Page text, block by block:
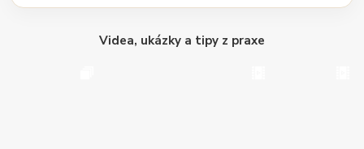
Videa, ukázky a tipy z praxe